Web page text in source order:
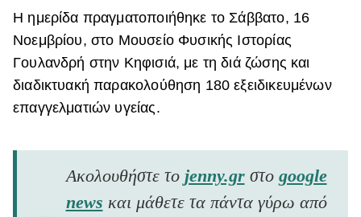
Η ημερίδα πραγματοποιήθηκε το Σάββατο, 16
Νοεμβρίου, στο Μουσείο Φυσικής Ιστορίας
Γουλανδρή στην Κηφισιά, με τη διά ζώσης και
διαδικτυακή παρακολούθηση 180 εξειδικευμένων
επαγγελματιών υγείας.
Ακολουθήστε το jenny.grστο google
news και μάθετε τα πάντα γύρω από